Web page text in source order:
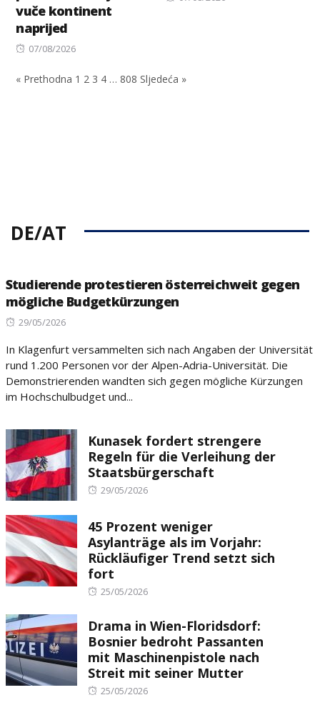
vuče kontinent
naprijed
Posted
07/08/2026
« Prethodna 1 2 3 4 … 808 Sljedeća »
DE/AT
Studierende protestieren österreichweit gegen
mögliche Budgetkürzungen
Posted
29/05/2026
In Klagenfurt versammelten sich nach Angaben der Universität
rund 1.200 Personen vor der Alpen-Adria-Universität. Die
Demonstrierenden wandten sich gegen mögliche Kürzungen
im Hochschulbudget und...
Kunasek fordert strengere
Regeln für die Verleihung der
Staatsbürgerschaft
Posted
29/05/2026
45 Prozent weniger
Asylanträge als im Vorjahr:
Rückläufiger Trend setzt sich
fort
Posted
25/05/2026
Drama in Wien-Floridsdorf:
Bosnier bedroht Passanten
mit Maschinenpistole nach
Streit mit seiner Mutter
Posted
25/05/2026